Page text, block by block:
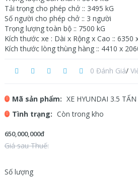
Tải trọng cho phép chở :: 3495 kG
Số người cho phép chở :: 3 người
Trọng lượng toàn bộ :: 7500 kG
Kích thước xe : Dài x Rộng x Cao :: 6350
Kích thước lòng thùng hàng :: 4410 x
0 Đánh Giá/
Mã sản phẩm: XE HYUNDAI 3.5
Tình trạng: Còn trong kho
650,000,000đ
Giá sau Thuế:
Số lượng